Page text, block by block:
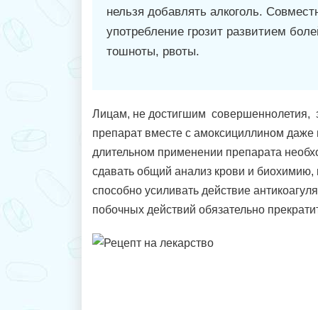
нельзя добавлять алкоголь.
употребление грозит развитием
тошноты, рвоты.
Лицам, не достигшим совершеннолетия,
препарат вместе с амоксициллином
длительном применении препарата
сдавать общий анализ крови и биохимию,
способно усиливать действие
побочных действий обязательно